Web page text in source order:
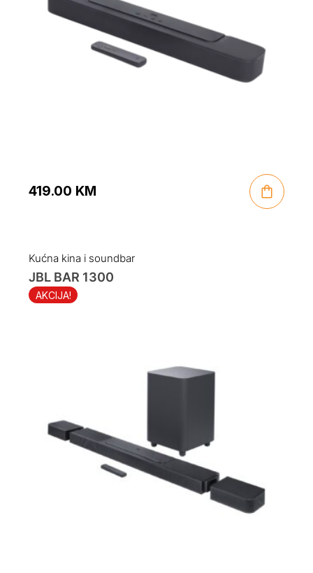
419.00 KM
Kućna kina i soundbar
AKCIJA!
JBL BAR 1300